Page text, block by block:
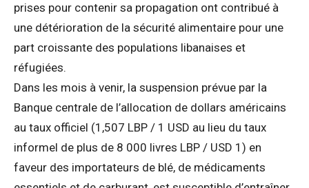
prises pour contenir sa propagation ont contribué à
une détérioration de la sécurité alimentaire pour une
part croissante des populations libanaises et
réfugiées.
Dans les mois à venir, la suspension prévue par la
Banque centrale de l’allocation de dollars américains
au taux officiel (1,507 LBP / 1 USD au lieu du taux
informel de plus de 8 000 livres LBP / USD 1) en
faveur des importateurs de blé, de médicaments